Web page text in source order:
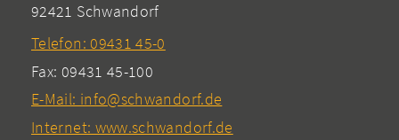
92421 Schwandorf
Telefon: 09431 45-0
Fax: 09431 45-100
E-Mail: info@schwandorf.de
Internet: www.schwandorf.de